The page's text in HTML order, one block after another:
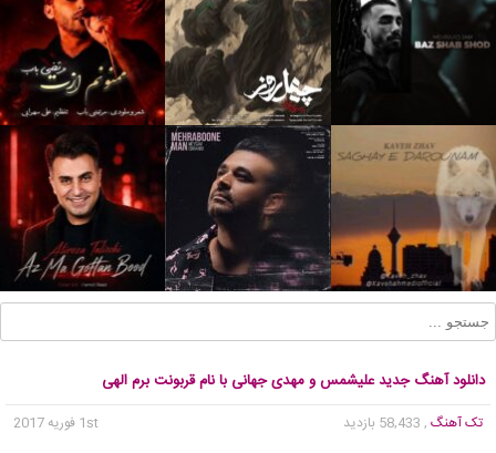
دانلود آهنگ جدید علیشمس و مهدی جهانی با نام قربونت برم الهی
تک آهنگ , 58,433 بازدید
1st فوریه 2017